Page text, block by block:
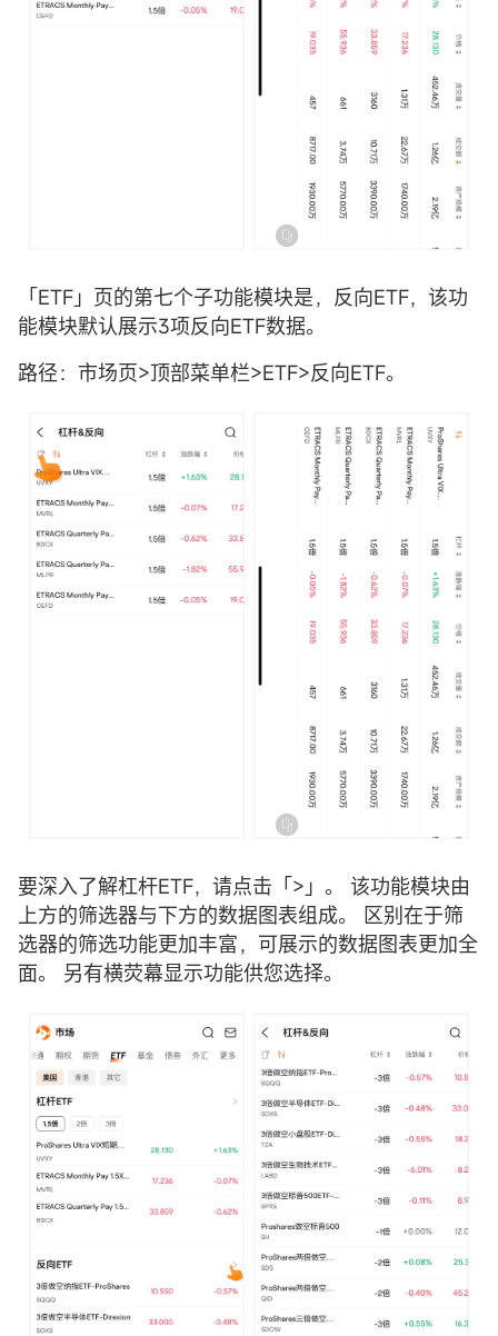
「ETF」页的第七个子功能模块是，反向ETF，该功
能模块默认展示3项反向ETF数据。
路径：市场页>顶部菜单栏>ETF>反向ETF。
要深入了解杠杆ETF，请点击「>」。 该功能模块由
上方的筛选器与下方的数据图表组成。 区别在于筛
选器的筛选功能更加丰富，可展示的数据图表更加全
面。 另有横荧幕显示功能供您选择。